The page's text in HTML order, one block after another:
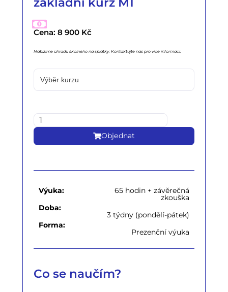
Cena: 8 900 Kč
Nabízíme úhradu školného na splátky. Kontaktujte nás pro více informací.
Objednat
Výuka:
Doba:
Forma:
65 hodin + závěrečná
zkouška
3 týdny (pondělí-pátek)
Prezenční výuka
Co se naučím?